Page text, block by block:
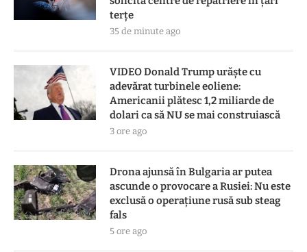
terţe
35 de minute ago
VIDEO Donald Trump urăște cu
adevărat turbinele eoliene:
Americanii plătesc 1,2 miliarde de
dolari ca să NU se mai construiască
3 ore ago
Drona ajunsă în Bulgaria ar putea
ascunde o provocare a Rusiei: Nu este
exclusă o operațiune rusă sub steag
fals
5 ore ago